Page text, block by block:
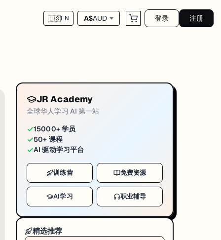
🇺🇸EN A$AUD 登录 注册
JR Academy
全球华人学习 AI 第一站
✓15000+ 学员
✓50+ 课程
✓AI 驱动学习平台
训练营 免费资源
AI学习 职业辅导
精选推荐